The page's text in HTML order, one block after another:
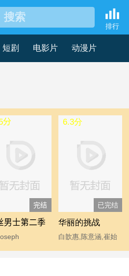
-pa百家乐
搜索
排行
短剧 电影片 动漫片
完结
分
男士第二季
石
已完结
6.3分
华丽的挑战
白歆惠,陈意涵,崔始
源,金勤,李东海,许玮